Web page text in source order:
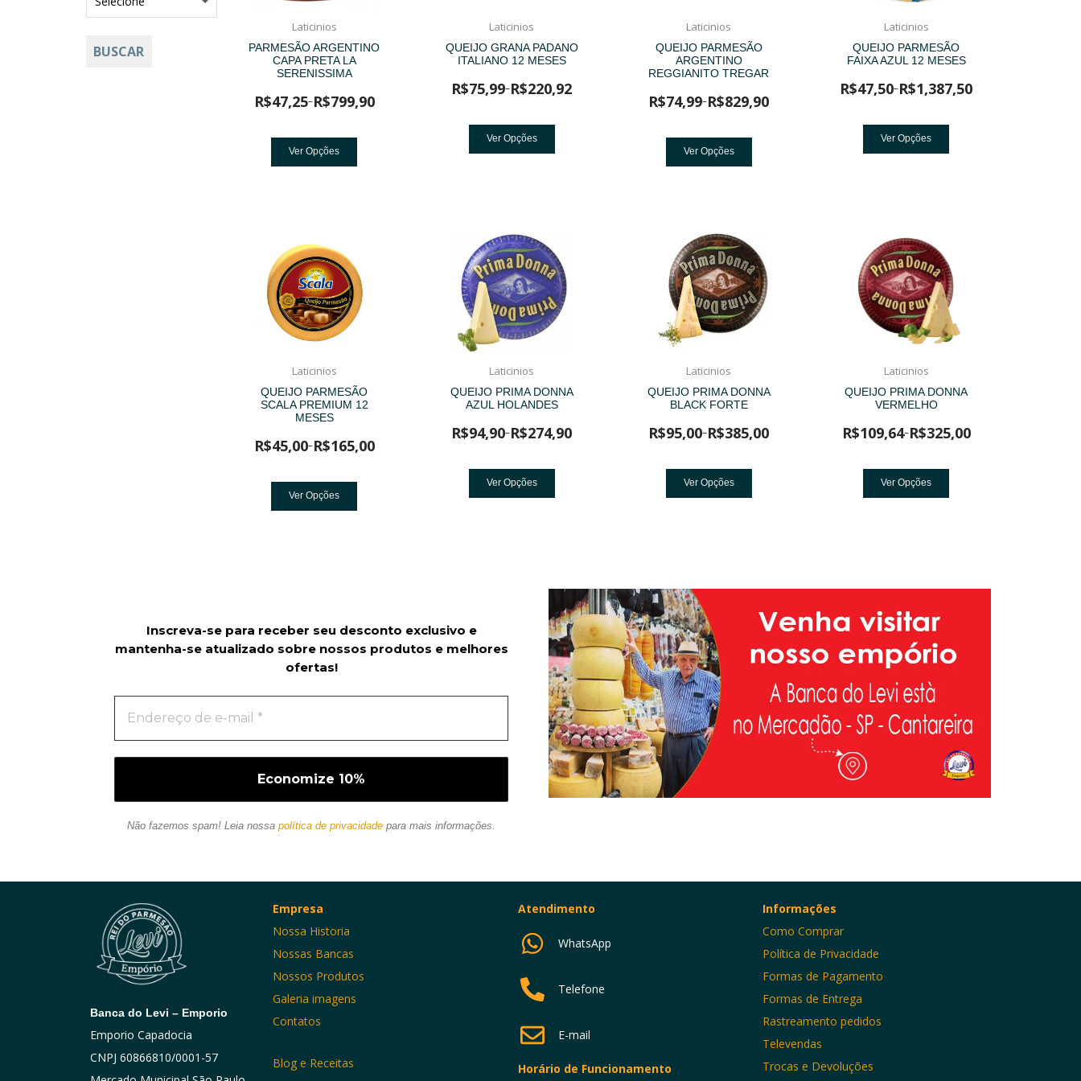
BUSCAR
Laticinios
PARMESÃO ARGENTINO
CAPA PRETA LA
SERENISSIMA
R$47,25–R$799,90
Ver Opções
Laticinios
QUEIJO GRANA PADANO
ITALIANO 12 MESES
R$75,99–R$220,92
Ver Opções
Laticinios
QUEIJO PARMESÃO
ARGENTINO
REGGIANITO TREGAR
R$74,99–R$829,90
Ver Opções
Laticinios
QUEIJO PARMESÃO
FAIXA AZUL 12 MESES
R$47,50–R$1,387,50
Ver Opções
Laticinios
QUEIJO PARMESÃO
SCALA PREMIUM 12
MESES
R$45,00–R$165,00
Ver Opções
Laticinios
QUEIJO PRIMA DONNA
AZUL HOLANDES
R$94,90–R$274,90
Ver Opções
Laticinios
QUEIJO PRIMA DONNA
BLACK FORTE
R$95,00–R$385,00
Ver Opções
Laticinios
QUEIJO PRIMA DONNA
VERMELHO
R$109,64–R$325,00
Ver Opções
Inscreva-se para receber seu desconto exclusivo e
mantenha-se atualizado sobre nossos produtos e melhores
ofertas!
Não fazemos spam! Leia nossa política de privacidade para mais informações.
Banca do Levi – Emporio
Emporio Capadocia
CNPJ 60866810/0001-57
Empresa
Nossa Historia
Nossas Bancas
Nossos Produtos
Galeria imagens
Contatos
Blog e Receitas
Atendimento
WhatsApp
Telefone
E-mail
Horário de Funcionamento
Informações
Como Comprar
Política de Privacidade
Formas de Pagamento
Formas de Entrega
Rastreamento pedidos
Televendas
Trocas e Devoluções